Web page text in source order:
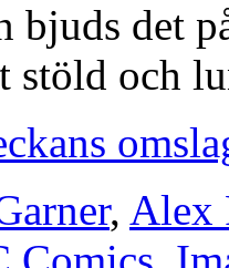
bjuds det
stöld och
, Alex